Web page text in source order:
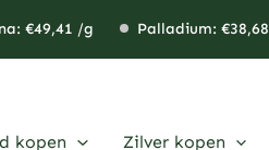
€49,41 /g Palladium: €38,68
kopen Zilver kopen